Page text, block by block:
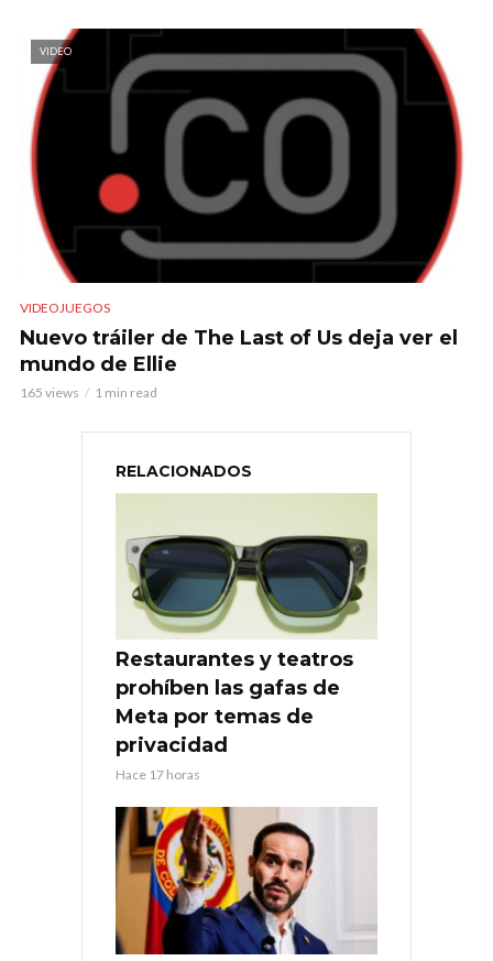
VIDEO
VIDEOJUEGOS
Nuevo tráiler de The Last of Us deja ver el
mundo de Ellie
165 views 1 min read
RELACIONADOS
Restaurantes y teatros
prohíben las gafas de
Meta por temas de
privacidad
Hace 17 horas